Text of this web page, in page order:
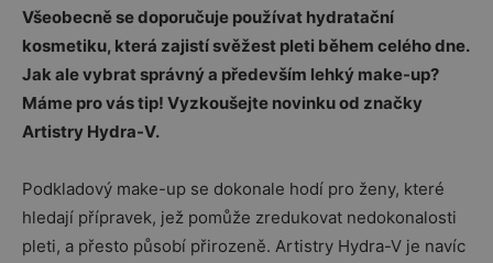
Všeobecně se doporučuje používat hydratační
kosmetiku, která zajistí svěžest pleti během celého dne.
Jak ale vybrat správný a především lehký make-up?
Máme pro vás tip! Vyzkoušejte novinku od značky
Artistry Hydra-V.
Podkladový make-up se dokonale hodí pro ženy, které
hledají přípravek, jež pomůže zredukovat nedokonalosti
pleti, a přesto působí přirozeně. Artistry Hydra-V je navíc